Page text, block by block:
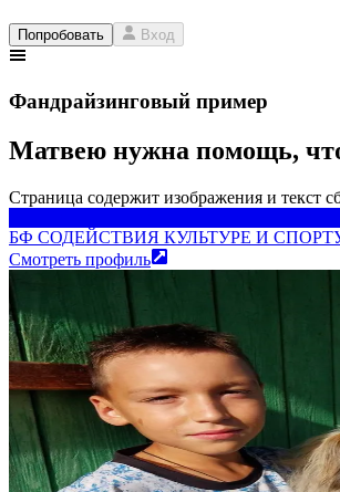
Попробовать Вход
Фандрайзинговый пример
Матвею нужна помощь,
Страница содержит изображения и текст
БФ СОДЕЙСТВИЯ КУЛЬТУРЕ И
Смотреть профиль